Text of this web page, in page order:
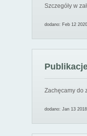
Szczegóły w
dodano: Feb 12 2020
Zachęcamy do
dodano: Jan 13 2018